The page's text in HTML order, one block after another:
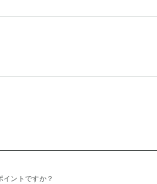
ントですか？